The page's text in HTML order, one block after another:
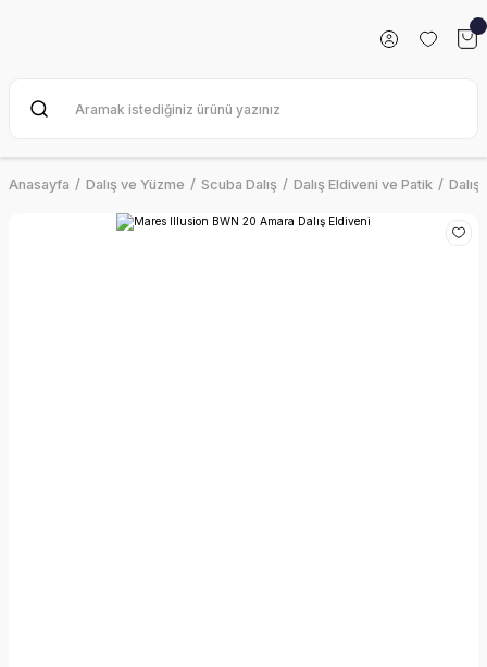
Anasayfa Dalış ve Yüzme Scuba Dalış Dalış Eldiveni ve Patik Dalış